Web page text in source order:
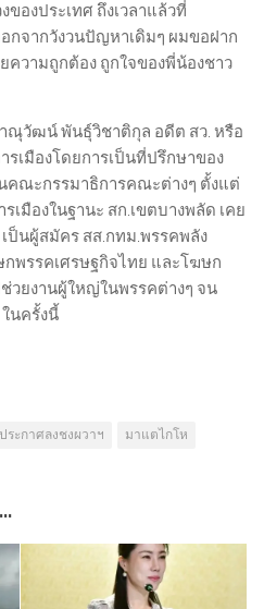
ของประเทศ ถึงเวลาแล้วที่
อกจากวังวนปัญหาเดิมๆ ผมขอฝาก
ความถูกต้อง ถูกใจของพี่น้องชาว
ณุวัฒน์ พันธุ์วิชาติกุล อดีต สว. หรือ
เมืองโดยการเป็นที่ปรึกษาของ
ณะกรรมาธิการคณะต่างๆ ตั้งแต่
เมืองในฐานะ สก.เขตบางพลัด เคย
ป็นผู้สมัคร สส.กทม.พรรคพลัง
พรรคเศรษฐกิจไทย และโฆษก
วยงานผู้ใหญ่ในพรรคต่างๆ จน
นครั้งนี้
ประกาศลงชงผวาฯ มาแตไกโห